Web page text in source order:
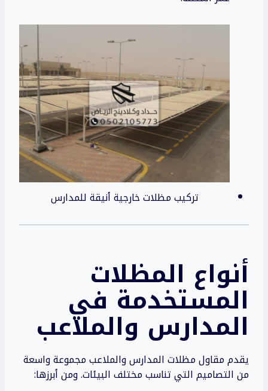
تركيب مظلات خارجية أنيقة للمدارس
أنواع المظلات
المستخدمة في
المدارس والملاعب
يقدم مقاول مظلات المدارس والملاعب مجموعة واسعة
من التصاميم التي تناسب مختلف البيئات. ومن أبرزها: